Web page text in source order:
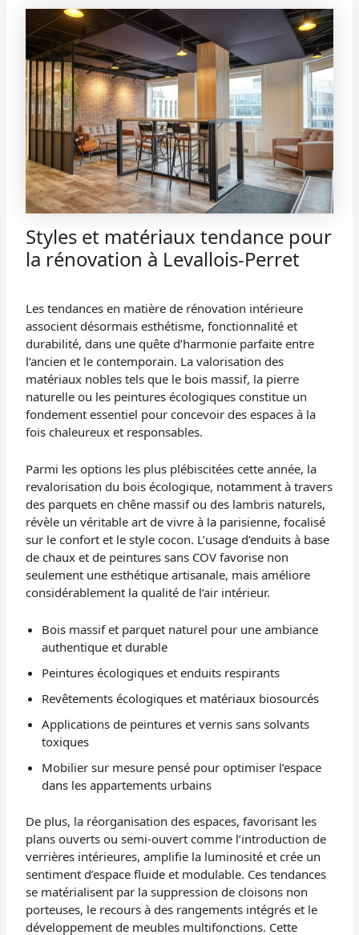
Styles et matériaux tendance pour
la rénovation à Levallois-Perret
Les tendances en matière de rénovation intérieure
associent désormais esthétisme, fonctionnalité et
durabilité, dans une quête d’harmonie parfaite entre
l’ancien et le contemporain. La valorisation des
matériaux nobles tels que le bois massif, la pierre
naturelle ou les peintures écologiques constitue un
fondement essentiel pour concevoir des espaces à la
fois chaleureux et responsables.
Parmi les options les plus plébiscitées cette année, la
revalorisation du bois écologique, notamment à travers
des parquets en chêne massif ou des lambris naturels,
révèle un véritable art de vivre à la parisienne, focalisé
sur le confort et le style cocon. L’usage d’enduits à base
de chaux et de peintures sans COV favorise non
seulement une esthétique artisanale, mais améliore
considérablement la qualité de l’air intérieur.
Bois massif et parquet naturel pour une ambiance
authentique et durable
Peintures écologiques et enduits respirants
Revêtements écologiques et matériaux biosourcés
Applications de peintures et vernis sans solvants
toxiques
Mobilier sur mesure pensé pour optimiser l’espace
dans les appartements urbains
De plus, la réorganisation des espaces, favorisant les
plans ouverts ou semi-ouvert comme l’introduction de
verrières intérieures, amplifie la luminosité et crée un
sentiment d’espace fluide et modulable. Ces tendances
se matérialisent par la suppression de cloisons non
porteuses, le recours à des rangements intégrés et le
développement de meubles multifonctions. Cette